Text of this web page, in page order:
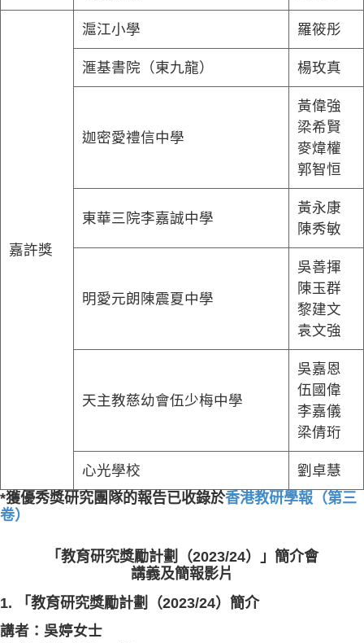
嘉許獎
滬江小學 羅筱彤
滙基書院（東九龍） 楊玫真
迦密愛禮信中學
黃偉強
梁希賢
麥煒權
郭智恒
東華三院李嘉誠中學
黃永康
陳秀敏
明愛元朗陳震夏中學
吳善揮
陳玉群
黎建文
袁文強
天主教慈幼會伍少梅中學
吳嘉恩
伍國偉
李嘉儀
梁倩珩
心光學校
劉卓慧
*獲優秀獎研究團隊的報告已收錄於香港教研學報（第三
卷）
「教育研究獎勵計劃（2023/24）」簡介會
講義及簡報影片
1. 「教育研究獎勵計劃（2023/24）簡介
講者：吳婷女士